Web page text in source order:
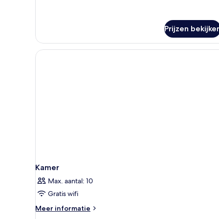
slaapkamer
Prijzen
Kamer
Max. aantal: 10
Gratis wifi
Meer informatie
Meer